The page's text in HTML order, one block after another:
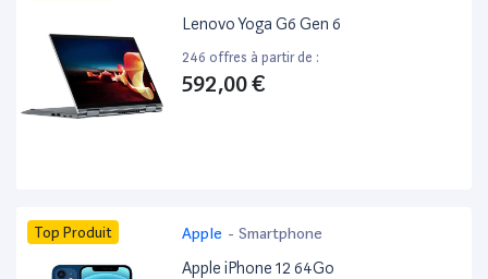
Lenovo Yoga G6 Gen 6
246 offres à partir de :
592,00 €
Top Produit Apple - Smartphone
Apple iPhone 12 64Go